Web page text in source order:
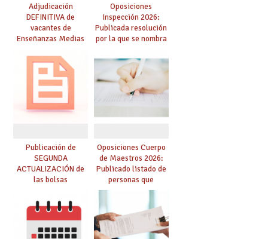
Adjudicación
DEFINITIVA de
vacantes de
Enseñanzas Medias
Oposiciones
Inspección 2026:
Publicada resolución
por la que se nombra
prácticas, se regulan
dichas prácticas y se
convoca acto público
de adjudicación
Publicación de
SEGUNDA
ACTUALIZACIÓN de
las bolsas
Cuerpo de Maestros
de especialidades
convocadas a
oposición
Oposiciones Cuerpo
de Maestros 2026:
Publicado listado de
personas que
adquieren nueva
especialidad